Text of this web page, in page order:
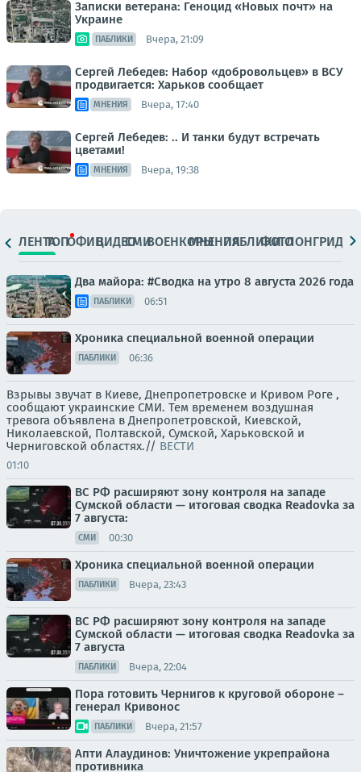
Записки ветерана: Геноцид «Новых почт» на
Украине
ПАБЛИКИ Вчера, 21:09
Сергей Лебедев: Набор «добровольцев» в ВСУ
продвигается: Харьков сообщает
МНЕНИЯ Вчера, 17:40
Сергей Лебедев: .. И танки будут встречать
цветами!
МНЕНИЯ Вчера, 19:38
ЛЕНТАТОПОФИЦ.ВИДЕОСМИВОЕНКОРЫМНЕНИЯПАБЛИКИ
ФОТОЛОНГРИДЫ
Два майора: #Сводка на утро 8 августа 2026 года
ПАБЛИКИ 06:51
Хроника специальной военной операции
ПАБЛИКИ 06:36
Взрывы звучат в Киеве, Днепропетровске и Кривом Роге ,
сообщают украинские СМИ. Тем временем воздушная
тревога объявлена в Днепропетровской, Киевской,
Николаевской, Полтавской, Сумской, Харьковской и
Черниговской областях.// ВЕСТИ
01:10
ВС РФ расширяют зону контроля на западе
Сумской области — итоговая сводка Readovka за
7 августа:
СМИ 00:30
Хроника специальной военной операции
ПАБЛИКИ Вчера, 23:43
ВС РФ расширяют зону контроля на западе
Сумской области — итоговая сводка Readovka за
7 августа
ПАБЛИКИ Вчера, 22:04
Пора готовить Чернигов к круговой обороне –
генерал Кривонос
ПАБЛИКИ Вчера, 21:57
Апти Алаудинов: Уничтожение укрепрайона
противника